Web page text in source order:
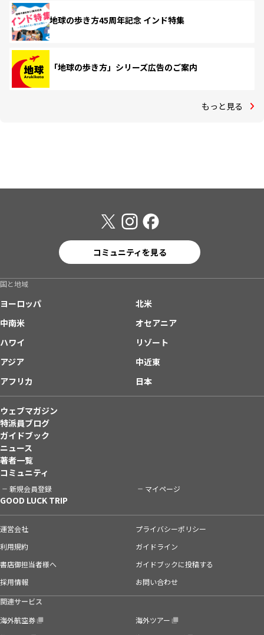
地球の歩き方45周年記念 インド特集
「地球の歩き方」シリーズ広告のご案内
もっと見る
コミュニティを見る
国と地域
ヨーロッパ
北米
中南米
オセアニア
ハワイ
リゾート
アジア
中近東
アフリカ
日本
ウェブマガジン
特派員ブログ
ガイドブック
ニュース
著者一覧
コミュニティ
新規会員登録 マイページ
GOOD LUCK TRIP
運営会社
プライバシーポリシー
利用規約
ガイドライン
書店御担当者様へ
ガイドブックに投稿する
採用情報
お問い合わせ
関連サービス
海外航空券
海外ツアー